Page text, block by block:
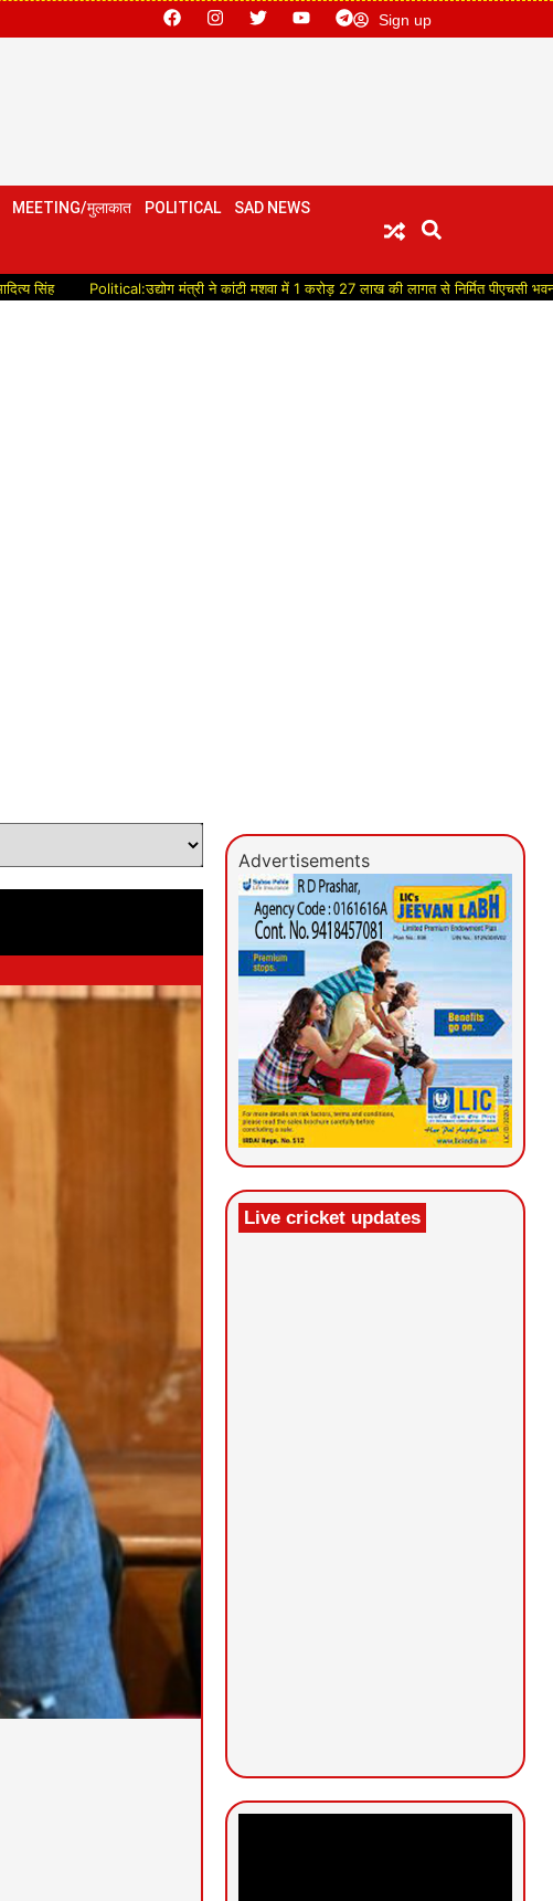
Sign up
MEETING/मुलाकात POLITICAL SAD NEWS
Political:उद्योग मंत्री ने कांटी मशवा में 1 करोड़ 27 लाख की लागत से निर्मित पीएचसी भवन का किया
Advertisements
Live cricket updates